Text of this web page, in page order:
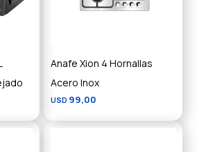
Anafe Xion 4 Hornallas
Acero Inox
USD 99,00